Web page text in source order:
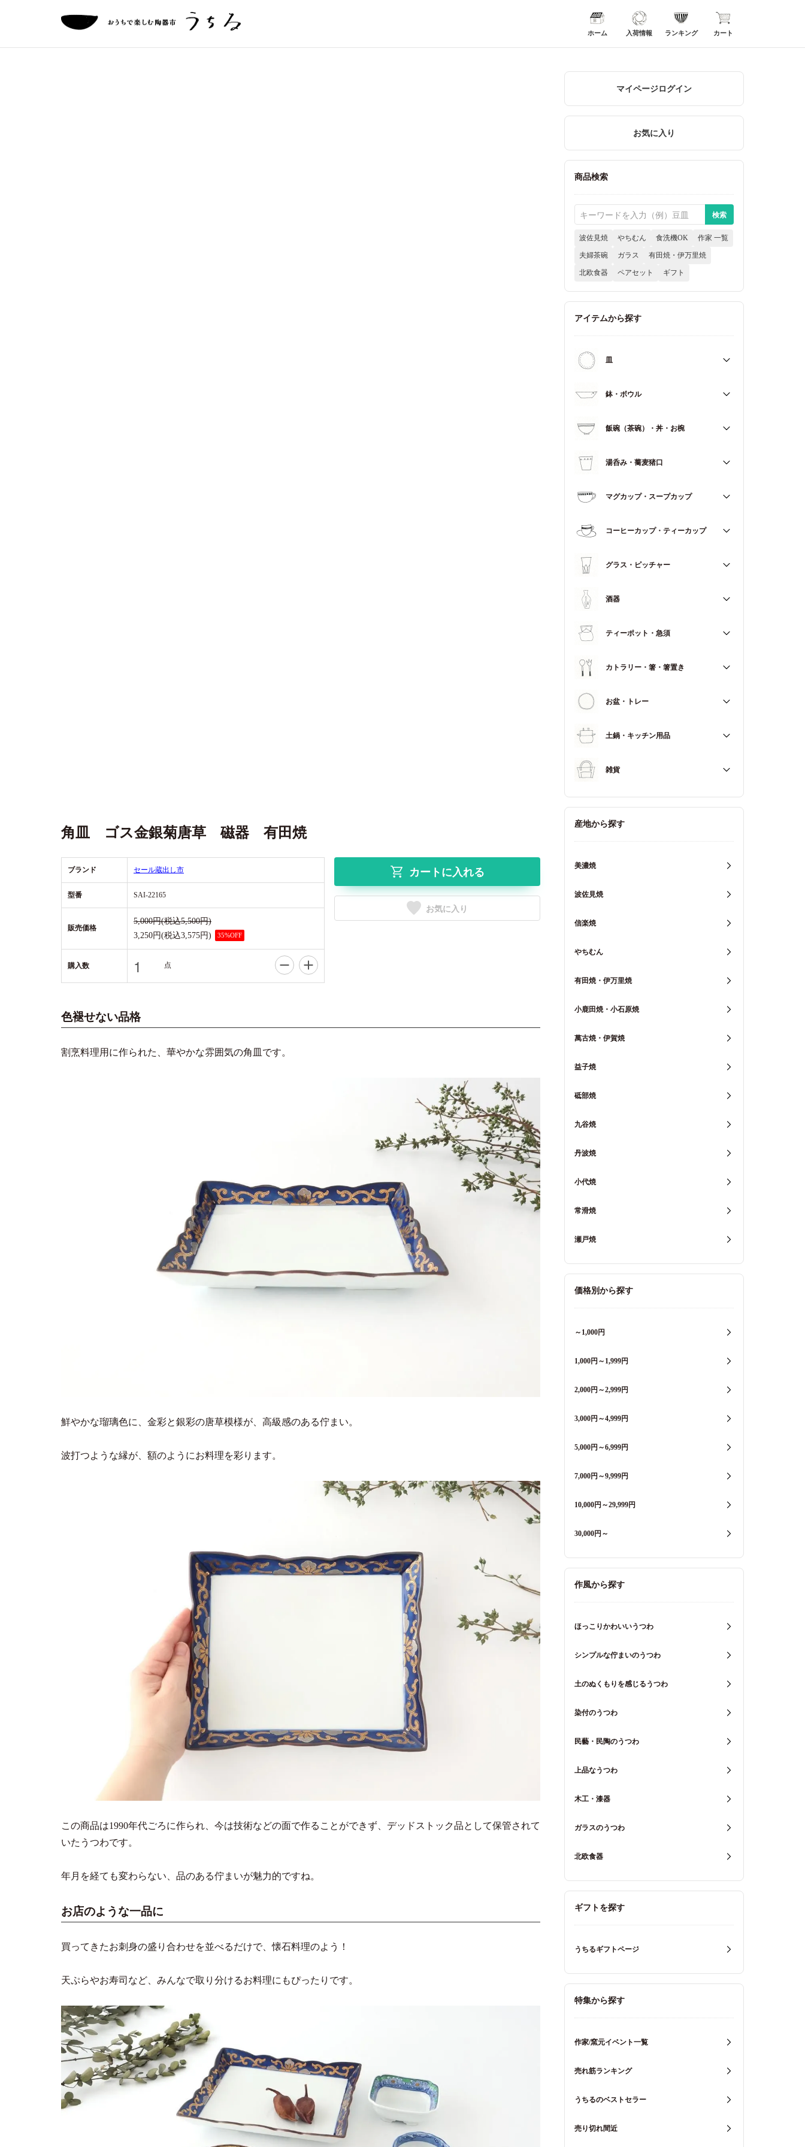
ホーム 入荷情報 ランキング カート
角皿 ゴス金銀菊唐草 磁器 有田焼
ブランド セール蔵出し市
型番 SAI-22165
販売価格
5,000円(税込5,500円)
3,250円(税込3,575円)
35%OFF
購入数 点
カートに入れる
お気に入り
色褪せない品格
割烹料理用に作られた、華やかな雰囲気の角皿です。
鮮やかな瑠璃色に、金彩と銀彩の唐草模様が、高級感のある佇まい。
波打つような縁が、額のようにお料理を彩ります。
この商品は1990年代ごろに作られ、今は技術などの面で作ることができず、デッドストック品として保管されて
いたうつわです。
年月を経ても変わらない、品のある佇まいが魅力的ですね。
お店のような一品に
買ってきたお刺身の盛り合わせを並べるだけで、懐石料理のよう！
天ぷらやお寿司など、みんなで取り分けるお料理にもぴったりです。
マイページログイン
お気に入り
商品検索
波佐見焼 やちむん 食洗機OK 作家 一覧
夫婦茶碗 ガラス 有田焼・伊万里焼
北欧食器 ペアセット ギフト
アイテムから探す
皿
すべて
取皿・中皿（15～20cm）
鉢・ボウル
すべて
中鉢（13～17cm）
飯碗（茶碗）・丼・お椀
すべて
丼（どんぶり）
湯呑み・蕎麦猪口
蕎麦猪口（そばちょこ）
マグカップ・スープカップ
スープカップ
コーヒーカップ・ティーカップ
グラス・ピッチャー
すべて
酒器
お猪口（おちょこ）
ティーポット・急須
カトラリー・箸・箸置き
すべて
箸
お盆・トレー
すべて
土鍋・キッチン用品
すべて
キッチン用品
重箱・弁当箱
雑貨
すべて
産地から探す
美濃焼
波佐見焼
信楽焼
やちむん
有田焼・伊万里焼
小鹿田焼・小石原焼
萬古焼・伊賀焼
益子焼
砥部焼
九谷焼
丹波焼
小代焼
常滑焼
瀬戸焼
価格別から探す
～1,000円
1,000円～1,999円
2,000円～2,999円
3,000円～4,999円
5,000円～6,999円
7,000円～9,999円
10,000円～29,999円
30,000円～
作風から探す
ほっこりかわいいうつわ
シンプルな佇まいのうつわ
土のぬくもりを感じるうつわ
染付のうつわ
民藝・民陶のうつわ
上品なうつわ
木工・漆器
ガラスのうつわ
北欧食器
ギフトを探す
うちるギフトページ
特集から探す
作家/窯元イベント一覧
売れ筋ランキング
うちるのベストセラー
売り切れ間近